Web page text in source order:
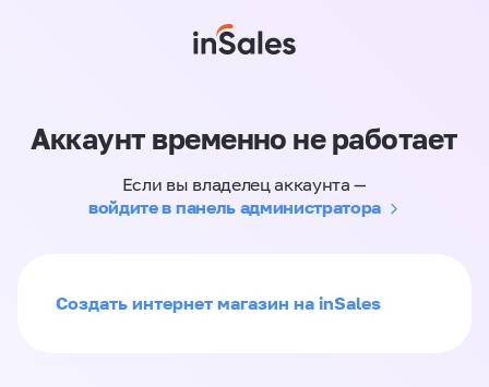
Аккаунт временно не работает
Если вы владелец аккаунта —
войдите в панель администратора
Создать интернет магазин на inSales